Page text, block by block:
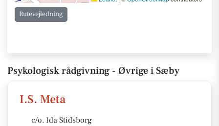
Rutevejledning
Psykologisk rådgivning - Øvrige i Sæby
I.S. Meta
c/o. Ida Stidsborg